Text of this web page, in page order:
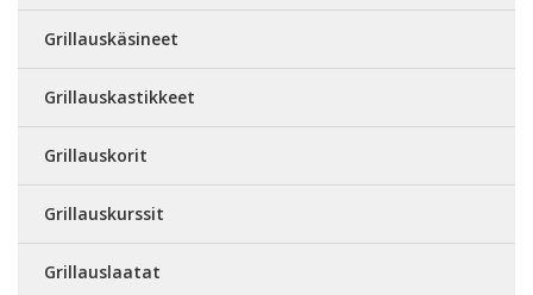
Grillauskäsineet
Grillauskastikkeet
Grillauskorit
Grillauskurssit
Grillauslaatat